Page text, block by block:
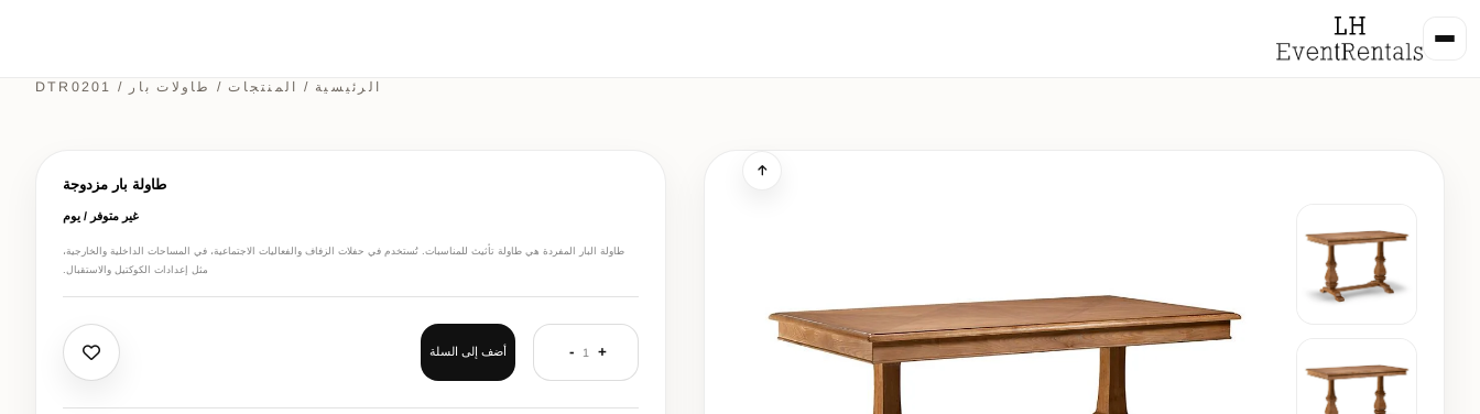
الرئيسية / المنتجات / طاولات بار / DTR0201
طاولة بار مزدوجة
غير متوفر / يوم
طاولة البار المفردة هي طاولة تأثيث للمناسبات. تُستخدم في حفلات الزفاف والفعاليات الاجتماعية، في المساحات الداخلية والخارجية،
مثل إعدادات الكوكتيل والاستقبال.
+
1
- أضف إلى السلة